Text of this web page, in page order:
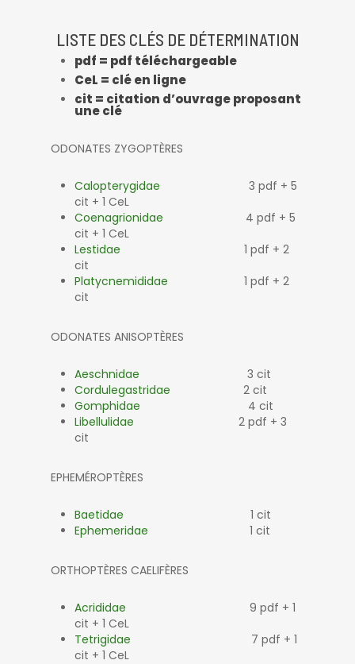
LISTE DES CLÉS DE DÉTERMINATION
pdf = pdf téléchargeable
CeL = clé en ligne
cit = citation d’ouvrage proposant
une clé
ODONATES ZYGOPTÈRES
Calopterygidae
3 pdf + 5
cit + 1 CeL
Coenagrionidae
4 pdf + 5
cit + 1 CeL
Lestidae
1 pdf + 2
cit
Platycnemididae
1 pdf + 2
cit
ODONATES ANISOPTÈRES
Aeschnidae
3 cit
Cordulegastridae
2 cit
Gomphidae
4 cit
Libellulidae
2 pdf + 3
cit
EPHEMÉROPTÈRES
Baetidae
1 cit
Ephemeridae 1 cit
ORTHOPTÈRES CAELIFÈRES
Acrididae
9 pdf + 1
cit + 1 CeL
Tetrigidae
7 pdf + 1
cit + 1 CeL